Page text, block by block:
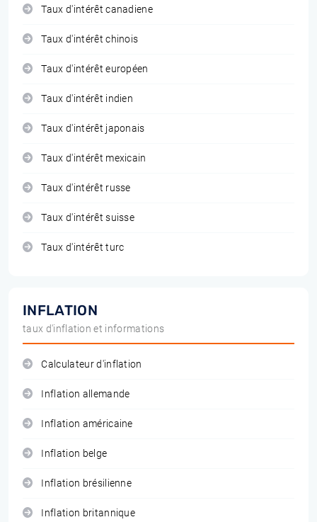
Taux d'intérêt canadiene
Taux d'intérêt chinois
Taux d'intérêt européen
Taux d'intérêt indien
Taux d'intérêt japonais
Taux d'intérêt mexicain
Taux d'intérêt russe
Taux d'intérêt suisse
Taux d'intérêt turc
INFLATION
taux d'inflation et informations
Calculateur d'inflation
Inflation allemande
Inflation américaine
Inflation belge
Inflation brésilienne
Inflation britannique